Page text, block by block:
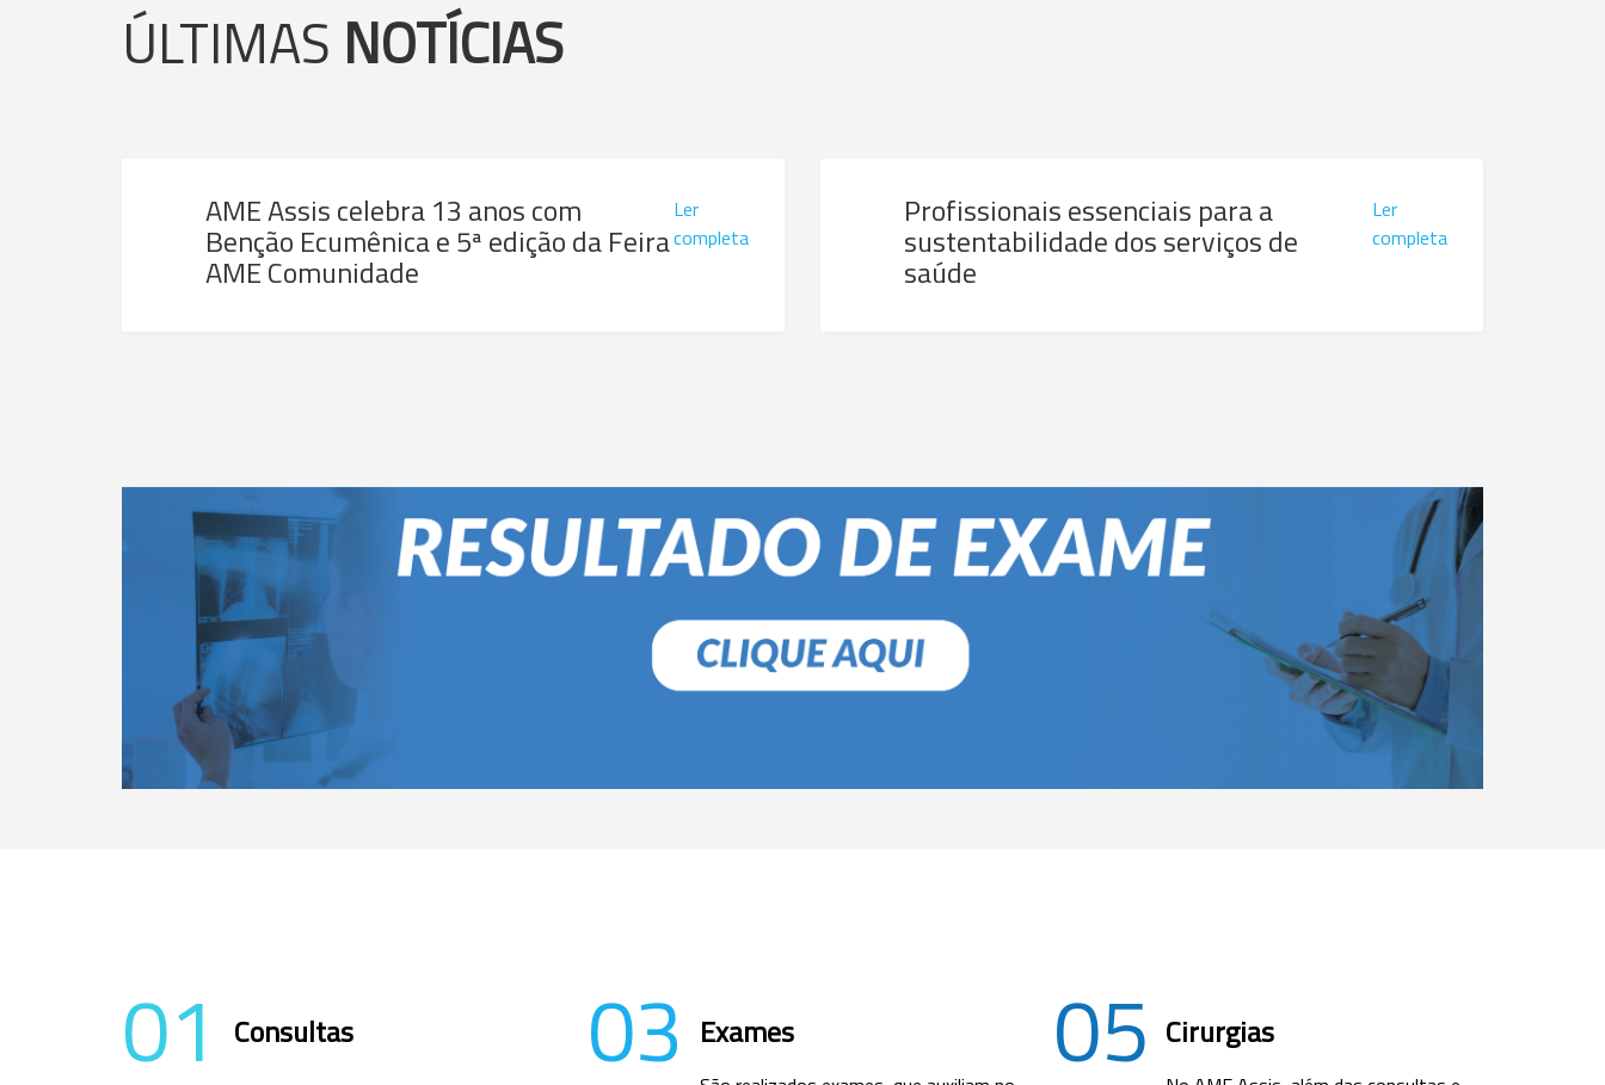
ÚLTIMAS NOTÍCIAS
AME Assis celebra 13 anos com
Benção Ecumênica e 5ª edição da Feira
AME Comunidade
Ler
completa
Profissionais essenciais para a
sustentabilidade dos serviços de
saúde
Ler
completa
01 Consultas 03 Exames 05 Cirurgias